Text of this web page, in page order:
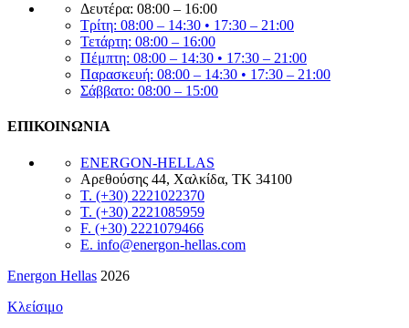
Δευτέρα: 08:00 – 16:00
Τρίτη: 08:00 – 14:30 • 17:30 – 21:00
Τετάρτη: 08:00 – 16:00
Πέμπτη: 08:00 – 14:30 • 17:30 – 21:00
Παρασκευή: 08:00 – 14:30 • 17:30 – 21:00
Σάββατο: 08:00 – 15:00
ΕΠΙΚΟΙΝΩΝΙΑ
ENERGON-HELLAS
Αρεθούσης 44, Χαλκίδα, ΤΚ 34100
T. (+30) 2221022370
T. (+30) 2221085959
F. (+30) 2221079466
E. info@energon-hellas.com
Energon Hellas 2026
Κλείσιμο